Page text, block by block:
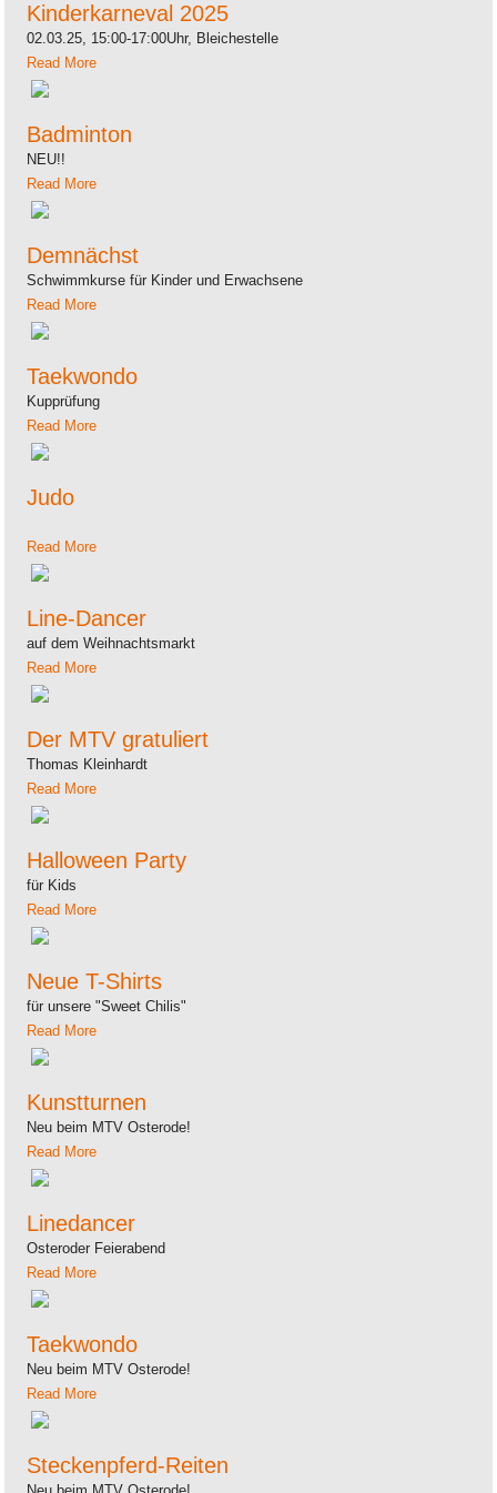
Kinderkarneval 2025
02.03.25, 15:00-17:00Uhr, Bleichestelle
Read More
Badminton
NEU!!
Read More
Demnächst
Schwimmkurse für Kinder und Erwachsene
Read More
Taekwondo
Kupprüfung
Read More
Judo
Read More
Line-Dancer
auf dem Weihnachtsmarkt
Read More
Der MTV gratuliert
Thomas Kleinhardt
Read More
Halloween Party
für Kids
Read More
Neue T-Shirts
für unsere "Sweet Chilis"
Read More
Kunstturnen
Neu beim MTV Osterode!
Read More
Linedancer
Osteroder Feierabend
Read More
Taekwondo
Neu beim MTV Osterode!
Read More
Steckenpferd-Reiten